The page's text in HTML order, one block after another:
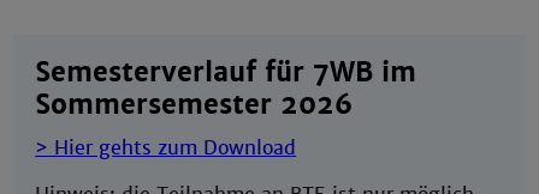
Semesterverlauf für 7WB im
Sommersemester 2026
> Hier gehts zum Download